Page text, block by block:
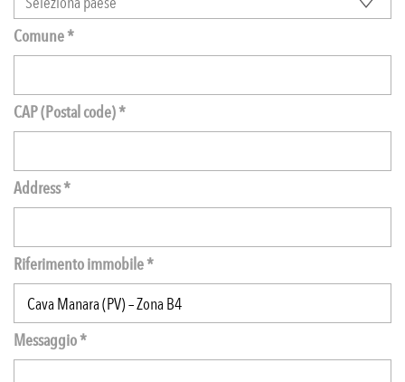
Comune *
CAP (Postal code) *
Address *
Riferimento immobile *
Messaggio *